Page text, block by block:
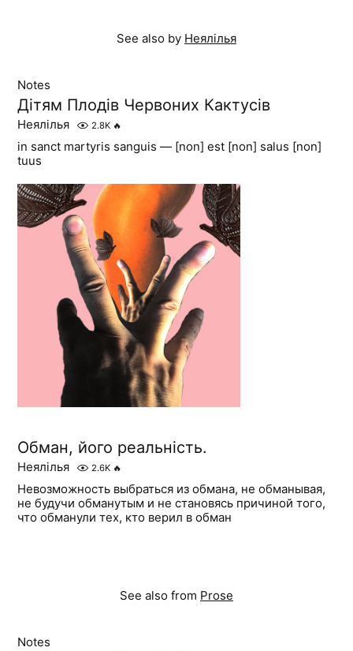
See also by Неялілья
Notes
Дітям Плодів Червоних Кактусів
Неялілья 2.8K 🔥
in sanct martyris sanguis — [non] est [non] salus [non]
tuus
Обман, його реальність.
Неялілья 2.6K 🔥
Невозможность выбраться из обмана, не обманывая,
не будучи обманутым и не становясь причиной того,
что обманули тех, кто верил в обман
See also from Prose
Notes